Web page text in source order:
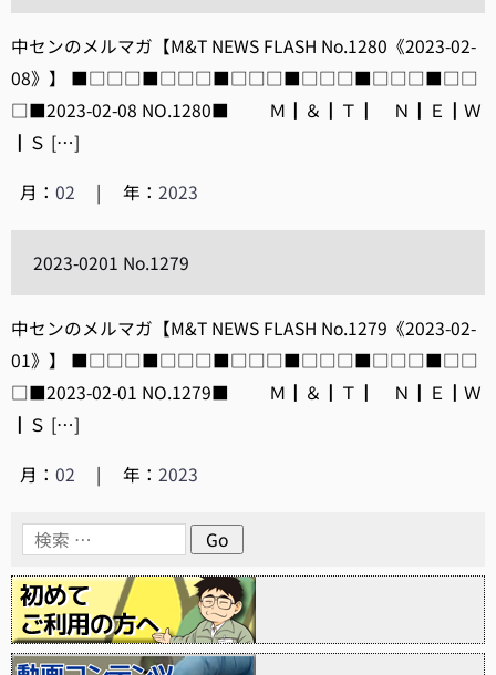
中センのメルマガ【M&T NEWS FLASH No.1280《2023-02-
08》】 ■□□□■□□□■□□□■□□□■□□□■□□
□■2023-02-08 NO.1280■ Ｍ┃＆┃Ｔ┃ Ｎ┃Ｅ┃Ｗ
┃Ｓ […]
月： 02 | 年：2023
2023-0201 No.1279
中センのメルマガ【M&T NEWS FLASH No.1279《2023-02-
01》】 ■□□□■□□□■□□□■□□□■□□□■□□
□■2023-02-01 NO.1279■ Ｍ┃＆┃Ｔ┃ Ｎ┃Ｅ┃Ｗ
┃Ｓ […]
月： 02 | 年：2023